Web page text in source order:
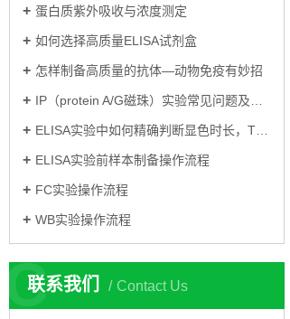
蛋白质紫外吸收与浓度测定
如何选择高质量ELISA试剂盒
怎样制备高质量的抗体—动物免疫有妙招
IP（protein A/G磁珠）实验常见问题及解决方案
ELISA实验中如何精确判断显色时长，TMB显色
ELISA实验前样本制备操作流程
FC实验操作流程
WB实验操作流程
联系我们 Contact Us
C